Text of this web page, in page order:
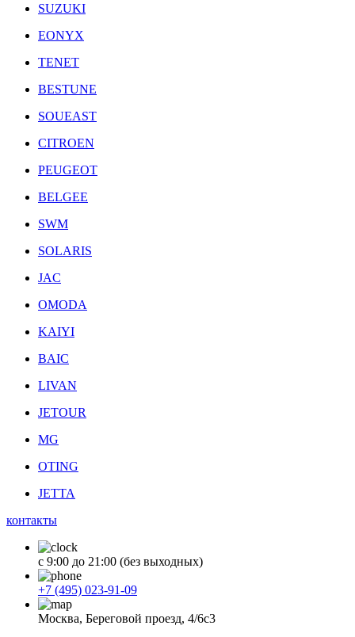
SUZUKI
EONYX
TENET
BESTUNE
SOUEAST
CITROEN
PEUGEOT
BELGEE
SWM
SOLARIS
JAC
OMODA
KAIYI
BAIC
LIVAN
JETOUR
MG
OTING
JETTA
контакты
с 9:00 до 21:00 (без выходных)
+7 (495) 023-91-09
Москва, Береговой проезд, 4/6с3